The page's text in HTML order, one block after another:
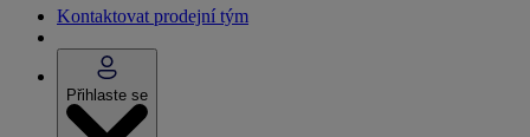
Kontaktovat prodejní tým
Přihlaste se